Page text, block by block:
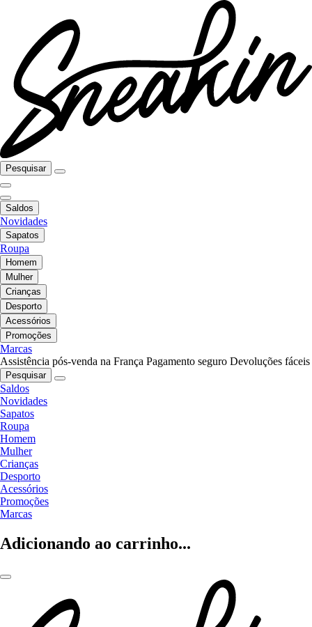
Pesquisar
Saldos
Novidades
Sapatos
Roupa
Homem
Mulher
Crianças
Desporto
Acessórios
Promoções
Marcas
Assistência pós-venda na França Pagamento seguro Devoluções fáceis
Pesquisar
Saldos
Novidades
Sapatos
Roupa
Homem
Mulher
Crianças
Desporto
Acessórios
Promoções
Marcas
Adicionando ao carrinho...